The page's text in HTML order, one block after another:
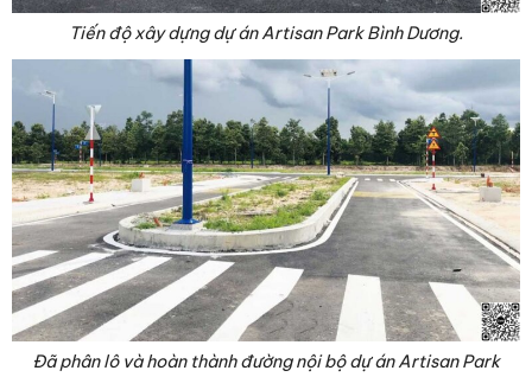
Tiến độ xây dựng dự án Artisan Park Bình Dương.
Đã phân lô và hoàn thành đường nội bộ dự án Artisan Park